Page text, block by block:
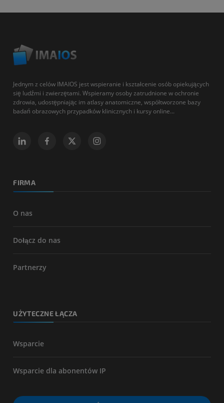
Jednym z celów IMAIOS jest wspieranie i kształcenie osób opiekujących
się ludźmi i zwierzętami. Wspieramy osoby zatrudnione w ochronie
zdrowia, udostępniając im atlasy anatomiczne, współtworzone bazy
badań obrazowych przypadków klinicznych i kursy online...
FIRMA
O nas
Dołącz do nas
Partnerzy
UŻYTECZNE ŁĄCZA
Wsparcie
Wsparcie dla abonentów IP